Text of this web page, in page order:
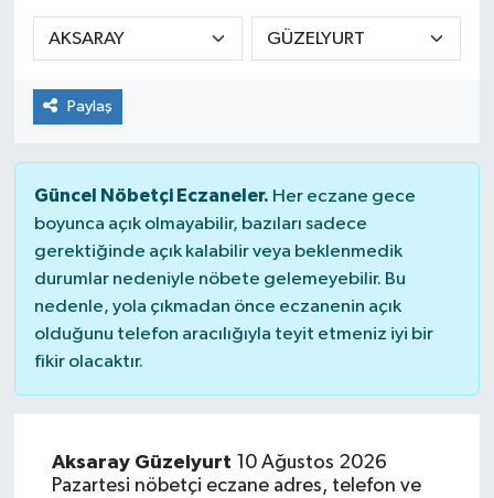
Paylaş
Güncel Nöbetçi Eczaneler. Her eczane gece
boyunca açık olmayabilir, bazıları sadece
gerektiğinde açık kalabilir veya beklenmedik
durumlar nedeniyle nöbete gelemeyebilir. Bu
nedenle, yola çıkmadan önce eczanenin açık
olduğunu telefon aracılığıyla teyit etmeniz iyi bir
fikir olacaktır.
Aksaray Güzelyurt 10 Ağustos 2026
Pazartesi nöbetçi eczane adres, telefon ve
Sağlık
Spor
Yaşam